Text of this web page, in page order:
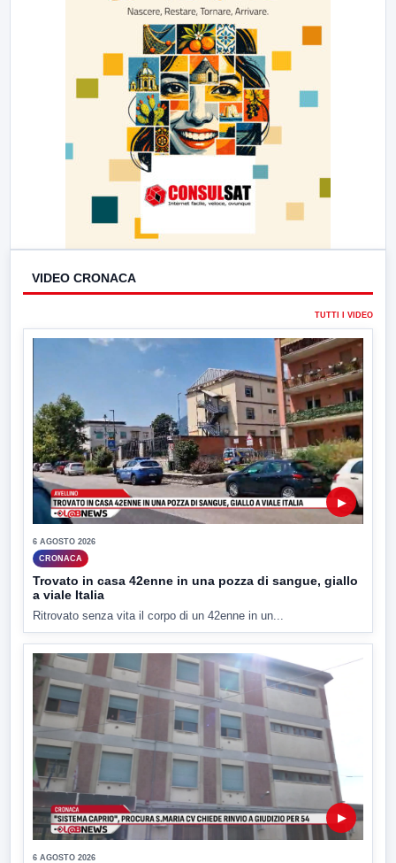
VIDEO CRONACA
TUTTI I VIDEO
▶
6 AGOSTO 2026
CRONACA
Trovato in casa 42enne in una pozza di sangue, giallo
a viale Italia
Ritrovato senza vita il corpo di un 42enne in un...
▶
6 AGOSTO 2026